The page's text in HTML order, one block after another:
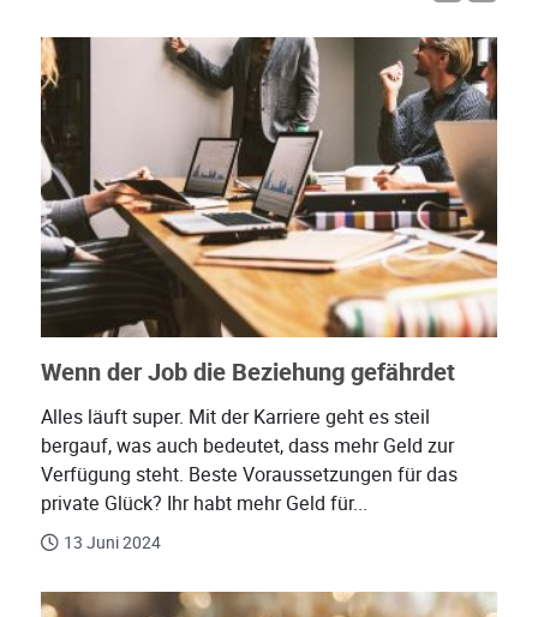
Wenn der Job die Beziehung gefährdet
Alles läuft super. Mit der Karriere geht es steil
bergauf, was auch bedeutet, dass mehr Geld zur
Verfügung steht. Beste Voraussetzungen für das
private Glück? Ihr habt mehr Geld für...
13 Juni 2024